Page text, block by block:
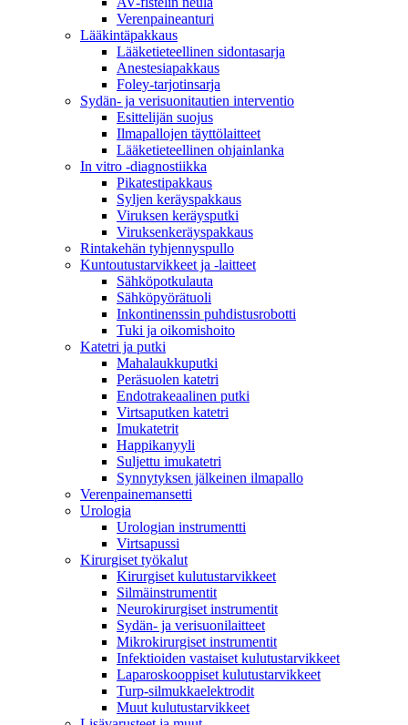
Verenpaineanturi
Lääkintäpakkaus
Lääketieteellinen sidontasarja
Anestesiapakkaus
Foley-tarjotinsarja
Sydän- ja verisuonitautien interventio
Esittelijän suojus
Ilmapallojen täyttölaitteet
Lääketieteellinen ohjainlanka
In vitro -diagnostiikka
Pikatestipakkaus
Syljen keräyspakkaus
Viruksen keräysputki
Viruksenkeräyspakkaus
Rintakehän tyhjennyspullo
Kuntoutustarvikkeet ja -laitteet
Sähköpotkulauta
Sähköpyörätuoli
Inkontinenssin puhdistusrobotti
Tuki ja oikomishoito
Katetri ja putki
Mahalaukkuputki
Peräsuolen katetri
Endotrakeaalinen putki
Virtsaputken katetri
Imukatetrit
Happikanyyli
Suljettu imukatetri
Synnytyksen jälkeinen ilmapallo
Verenpainemansetti
Urologia
Urologian instrumentti
Virtsapussi
Kirurgiset työkalut
Kirurgiset kulutustarvikkeet
Silmäinstrumentit
Neurokirurgiset instrumentit
Sydän- ja verisuonilaitteet
Mikrokirurgiset instrumentit
Infektioiden vastaiset kulutustarvikkeet
Laparoskooppiset kulutustarvikkeet
Turp-silmukkaelektrodit
Muut kulutustarvikkeet